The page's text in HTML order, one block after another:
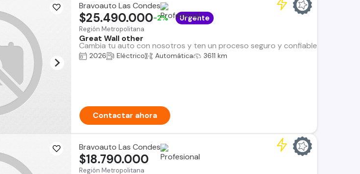
Bravoauto Las Condes
Región Metropolitana
Great Wall other
Cambia tu auto con nosotros y ten un proceso seguro y confiable. Encuentra
$25.490.000-2% Urgente
2026 Eléctrico Automática 3611 km
Contactar ahora
Bravoauto Las Condes
Región Metropolitana
$18.790.000